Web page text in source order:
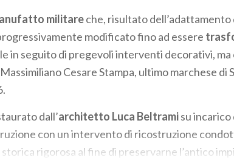
militareche, risultato
modificato fino ad essere
in seguito di pregevoli interventi decorativi, ma
Cesare Stampa, ultimo marchese di
dall’architetto Luca Beltramisu
con un intervento di ricostruzione
rigorosa al fine di preservarne l’antico